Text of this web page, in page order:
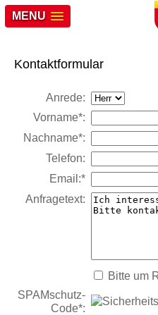
MENU
Kontaktformular
Anrede:
Vorname*:
Nachname*:
Telefon:
Email:*
Anfragetext:
Bitte um
SPAMschutz-
Code*: